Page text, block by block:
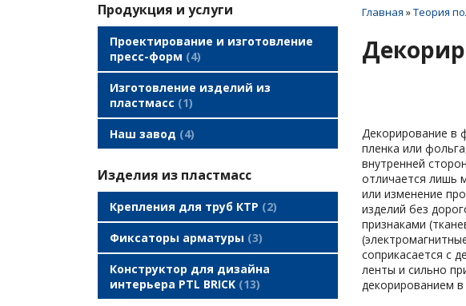
Продукция и услуги
Проектирование и изготовление
пресс-форм
4
Изготовление изделий из
пластмасс
1
Наш завод 4
Изделия из пластмасс
Крепления для труб КТР 2
Фиксаторы арматуры 3
Конструктор для дизайна
интерьера PTL BRICK 13
Главная »Теория
Декорирование в
пленка или
внутренней
отличается лишь
или изменение
изделий без
признаками
соприкасается с
ленты и сильно
декорированием